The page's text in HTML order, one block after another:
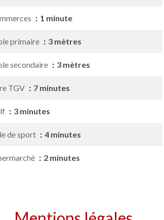
1 minute
primaire 3 mètres
secondaire 3 mètres
TGV 7 minutes
3 minutes
de sport 4 minutes
2 minutes